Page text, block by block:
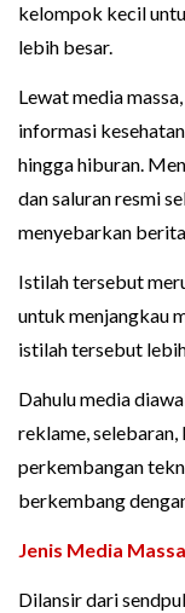
kelompok kecil
lebih besar.
Lewat media
informasi
hingga hiburan.
dan saluran resmi
menyebarkan
Istilah tersebut
untuk menjangkau
istilah tersebut
Dahulu media
reklame, selebaran,
perkembangan
berkembang
Jenis Media Massa
Dilansir dari